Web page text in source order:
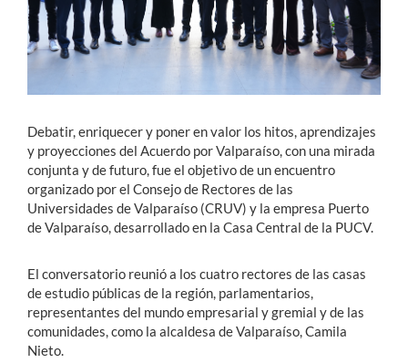
Alumni
Debatir, enriquecer y poner en valor los hitos, aprendizajes
y proyecciones del Acuerdo por Valparaíso, con una mirada
conjunta y de futuro, fue el objetivo de un encuentro
organizado por el Consejo de Rectores de las
Universidades de Valparaíso (CRUV) y la empresa Puerto
de Valparaíso, desarrollado en la Casa Central de la PUCV.
El conversatorio reunió a los cuatro rectores de las casas
de estudio públicas de la región, parlamentarios,
representantes del mundo empresarial y gremial y de las
comunidades, como la alcaldesa de Valparaíso, Camila
Nieto.